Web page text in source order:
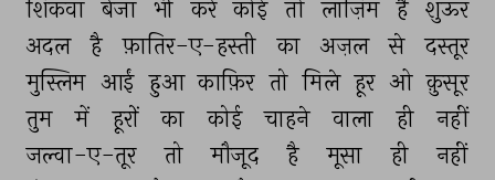
शिकवा बेजा भी करे कोई तो लाज़िम है शुऊर
अदल
है फ़ातिर-ए-हस्ती का अज़ल से
दस्तूर
मुस्लिम आईं हुआ काफ़िर तो मिले हूर ओ क़ुसूर
तुम
में हूरों का कोई चाहने वाला ही
नहीं
जल्वा-ए-तूर
तो मौजूद है मूसा ही
नहीं